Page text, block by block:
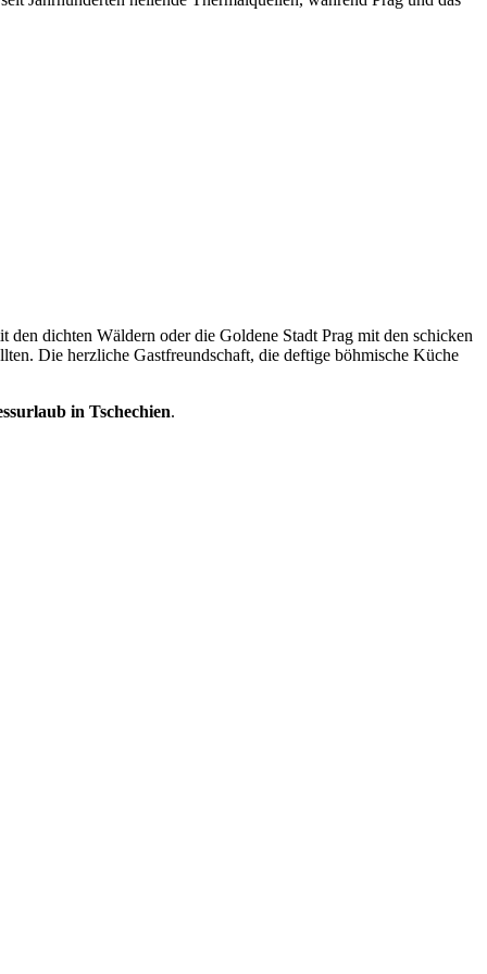
den dichten Wäldern oder die Goldene Stadt Prag mit den schicken
Die herzliche Gastfreundschaft, die deftige böhmische Küche
in Tschechien.